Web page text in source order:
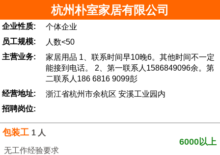
杭州朴室家居有限公司
企业性质:
个体企业
员工规模:
人数<50
主营业务:
家居用品 1、联系时间早10晚6。其他时间不一定
能接到电话。 2、第一联系人1586849096余。第
二联系人186 6816 9099彭
经营地址:
浙江省杭州市余杭区 安溪工业园内
招聘岗位:
包装工 1 人
无工作经验要求
6000以上